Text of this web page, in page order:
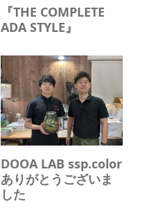
『THE COMPLETE
ADA STYLE』
DOOA LAB ssp.color
ありがとうございま
した